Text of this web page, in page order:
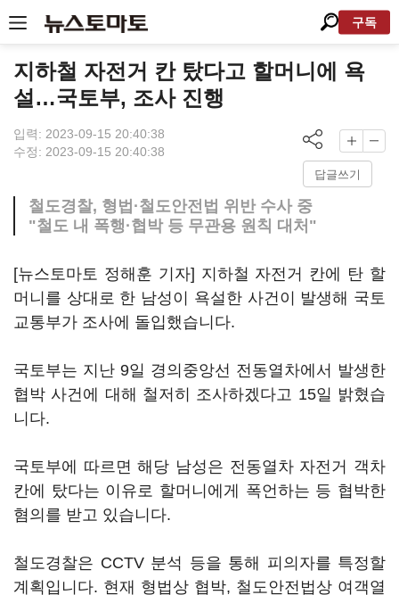
구독
지하철 자전거 칸 탔다고 할머니에 욕
설…국토부, 조사 진행
입력: 2023-09-15 20:40:38
수정: 2023-09-15 20:40:38
답글쓰기
철도경찰, 형법·철도안전법 위반 수사 중
"철도 내 폭행·협박 등 무관용 원칙 대처"
[뉴스토마토 정해훈 기자] 지하철 자전거 칸에 탄 할
머니를 상대로 한 남성이 욕설한 사건이 발생해 국토
교통부가 조사에 돌입했습니다.
국토부는 지난 9일 경의중앙선 전동열차에서 발생한
협박 사건에 대해 철저히 조사하겠다고 15일 밝혔습
니다.
국토부에 따르면 해당 남성은 전동열차 자전거 객차
칸에 탔다는 이유로 할머니에게 폭언하는 등 협박한
혐의를 받고 있습니다.
철도경찰은 CCTV 분석 등을 통해 피의자를 특정할
계획입니다. 현재 형법상 협박, 철도안전법상 여객열